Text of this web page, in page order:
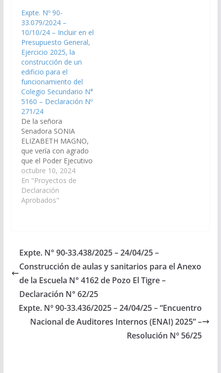
al Ministerio de
Educación, Cultura,
Ciencia y Tecnología
respecto a la falta de
los recursos,
herramientas básicas,
alimentos, abrigos y
calefacción en los…
Expte. Nº 90-
33.079/2024 –
10/10/24 – Incluir en el
Presupuesto General,
Ejercicio 2025, la
construcción de un
edificio para el
funcionamiento del
Colegio Secundario N°
5160 – Declaración Nº
271/24
De la señora
Senadora SONIA
ELIZABETH MAGNO,
que vería con agrado
que el Poder Ejecutivo
Provincial, a través del
Ministerio de
Educación, Cultura,
Ciencia y Tecnología,
correspondan,
disponga los medidas
necesarias para que se
incorpore en el Plan de
Trabajos Públicos…
octubre 10, 2024
En "Proyectos de
Declaración
Aprobados"
Expte. N° 90-33.438/2025 – 24/04/25 –
Construcción de aulas y sanitarios para el Anexo
de la Escuela N° 4162 de Pozo El Tigre –
Declaración N° 62/25
Expte. Nº 90-33.436/2025 – 24/04/25 – “Encuentro
Nacional de Auditores Internos (ENAI) 2025” –
Resolución Nº 56/25